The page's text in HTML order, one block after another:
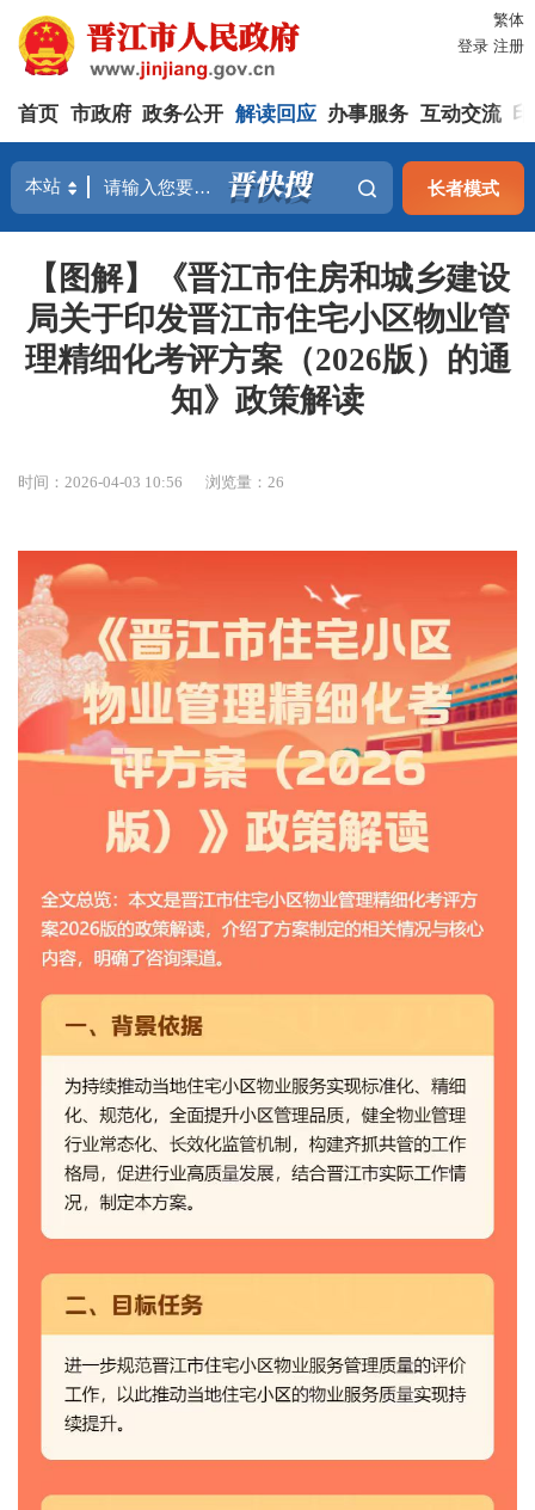
繁体
登录 注册
首页 市政府 政务公开 解读回应 办事服务 互动交流
长者模式
【图解】《晋江市住房和城乡建设
局关于印发晋江市住宅小区物业管
理精细化考评方案（2026版）的通
知》政策解读
时间：2026-04-03 10:56 浏览量：26